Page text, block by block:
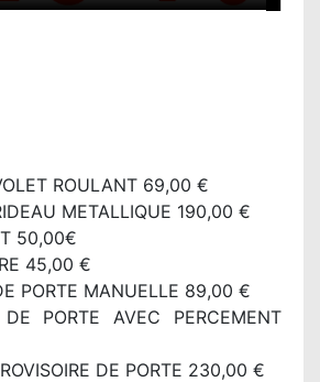
ROULANT 69,00 €
METALLIQUE 190,00 €
50,00€
45,00 €
PORTE MANUELLE 89,00 €
PORTE AVEC PERCEMENT
DE PORTE 230,00 €